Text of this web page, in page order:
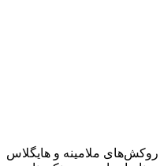
روکش‌های ملامینه و هایگلاس